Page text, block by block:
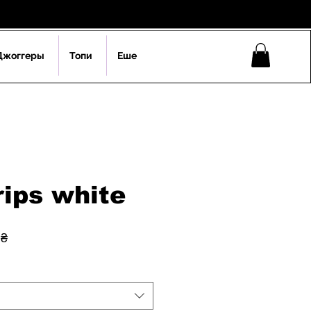
Топи Еше
white
За